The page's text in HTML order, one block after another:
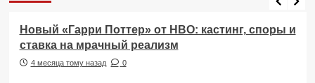
Новый «Гарри Поттер» от HBO: кастинг, споры и
ставка на мрачный реализм
4 месяца тому назад 0